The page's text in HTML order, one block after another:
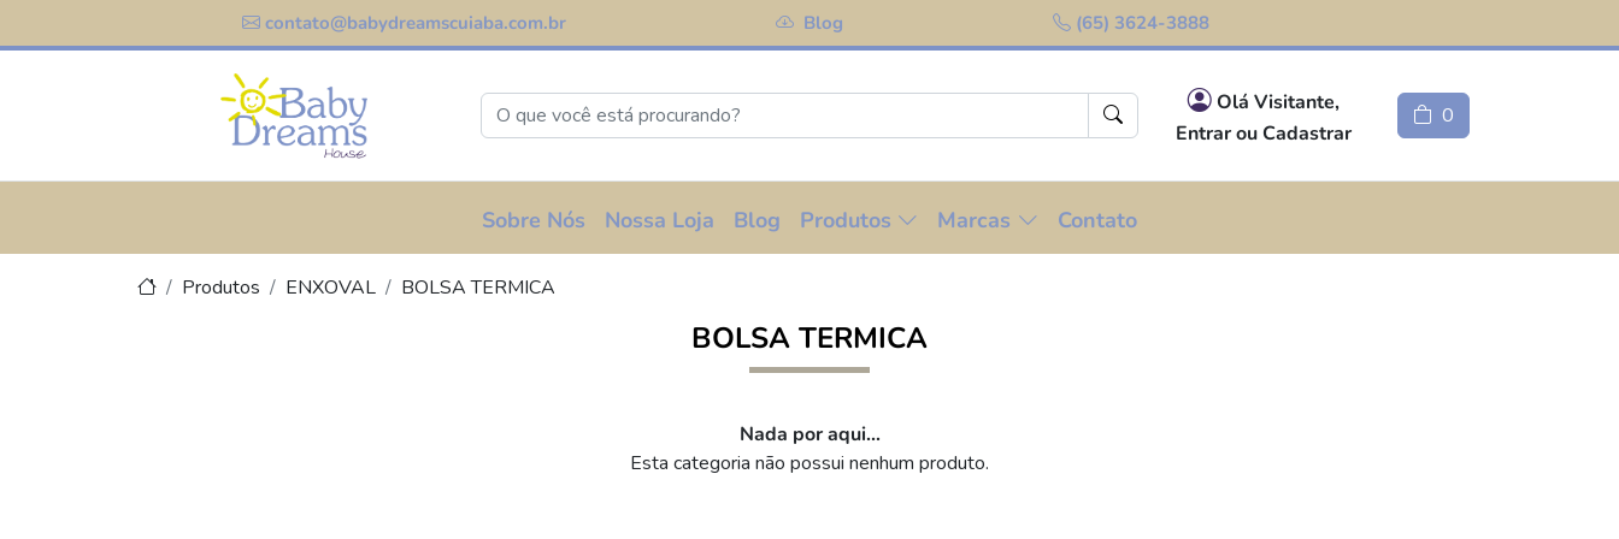
contato@babydreamscuiaba.com.br Blog (65) 3624-3888
Olá Visitante,
Entrar ou Cadastrar
0
Sobre Nós Nossa Loja Blog Produtos Marcas Contato
Produtos ENXOVAL BOLSA TERMICA
BOLSA TERMICA
Nada por aqui...
Esta categoria não possui nenhum produto.